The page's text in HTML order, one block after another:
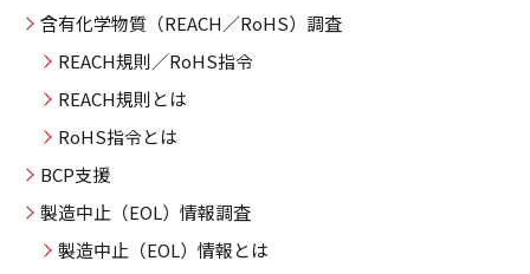
含有化学物質（REACH／RoHS）調査
REACH規則／RoHS指令
REACH規則とは
RoHS指令とは
BCP支援
製造中止（EOL）情報調査
製造中止（EOL）情報とは